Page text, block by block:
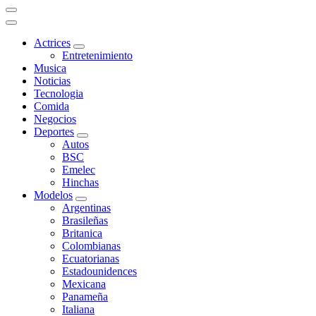
Actrices
Entretenimiento
Musica
Noticias
Tecnologia
Comida
Negocios
Deportes
Autos
BSC
Emelec
Hinchas
Modelos
Argentinas
Brasileñas
Britanica
Colombianas
Ecuatorianas
Estadounidences
Mexicana
Panameña
Italiana